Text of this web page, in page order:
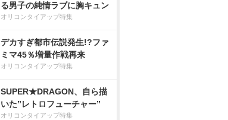
る男子の純情ラブに胸キュン
オリコンタイアップ特集
デカすぎ都市伝説発生!?ファ
ミマ45％増量作戦再来
オリコンタイアップ特集
SUPER★DRAGON、自ら描
いた”レトロフューチャー”
オリコンタイアップ特集